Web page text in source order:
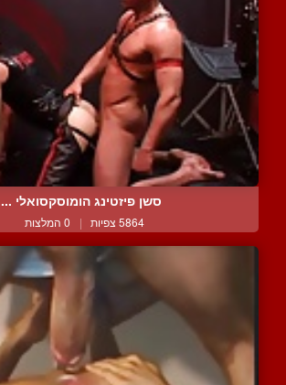
סשן פיזטינג הומוסקסואלי ...
5864 צפיות | 0 המלצות